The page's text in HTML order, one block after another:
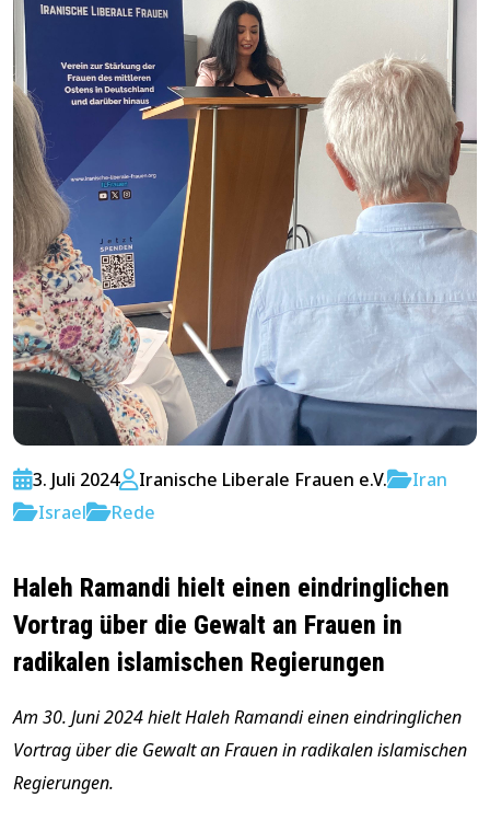
3. Juli 2024 Iranische Liberale Frauen e.V.
Iran
Israel
Rede
Haleh Ramandi hielt einen eindringlichen
Vortrag über die Gewalt an Frauen in
radikalen islamischen Regierungen
Am 30. Juni 2024 hielt Haleh Ramandi einen eindringlichen
Vortrag über die Gewalt an Frauen in radikalen islamischen
Regierungen.